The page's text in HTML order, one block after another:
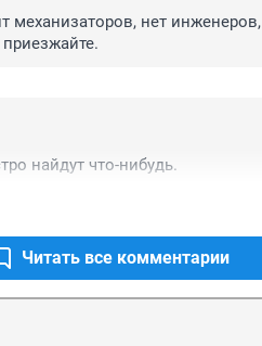
механизаторов, нет
найдут что-нибудь.
Читать все комментарии